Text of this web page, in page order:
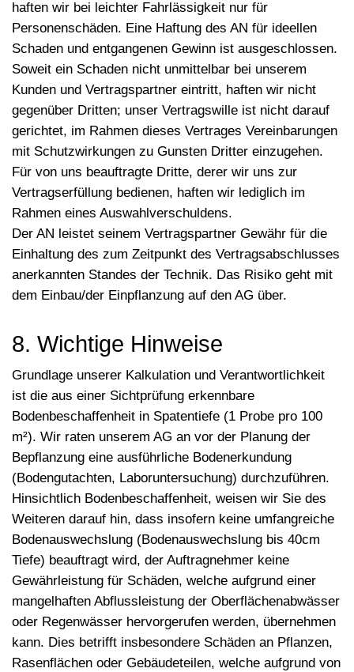
haften wir bei leichter Fahrlässigkeit nur für
Personenschäden. Eine Haftung des AN für ideellen
Schaden und entgangenen Gewinn ist ausgeschlossen.
Soweit ein Schaden nicht unmittelbar bei unserem
Kunden und Vertragspartner eintritt, haften wir nicht
gegenüber Dritten; unser Vertragswille ist nicht darauf
gerichtet, im Rahmen dieses Vertrages Vereinbarungen
mit Schutzwirkungen zu Gunsten Dritter einzugehen.
Für von uns beauftragte Dritte, derer wir uns zur
Vertragserfüllung bedienen, haften wir lediglich im
Rahmen eines Auswahlverschuldens.
Der AN leistet seinem Vertragspartner Gewähr für die
Einhaltung des zum Zeitpunkt des Vertragsabschlusses
anerkannten Standes der Technik. Das Risiko geht mit
dem Einbau/der Einpflanzung auf den AG über.
8. Wichtige Hinweise
Grundlage unserer Kalkulation und Verantwortlichkeit
ist die aus einer Sichtprüfung erkennbare
Bodenbeschaffenheit in Spatentiefe (1 Probe pro 100
m²). Wir raten unserem AG an vor der Planung der
Bepflanzung eine ausführliche Bodenerkundung
(Bodengutachten, Laboruntersuchung) durchzuführen.
Hinsichtlich Bodenbeschaffenheit, weisen wir Sie des
Weiteren darauf hin, dass insofern keine umfangreiche
Bodenauswechslung (Bodenauswechslung bis 40cm
Tiefe) beauftragt wird, der Auftragnehmer keine
Gewährleistung für Schäden, welche aufgrund einer
mangelhaften Abflussleistung der Oberflächenabwässer
oder Regenwässer hervorgerufen werden, übernehmen
kann. Dies betrifft insbesondere Schäden an Pflanzen,
Rasenflächen oder Gebäudeteilen, welche aufgrund von